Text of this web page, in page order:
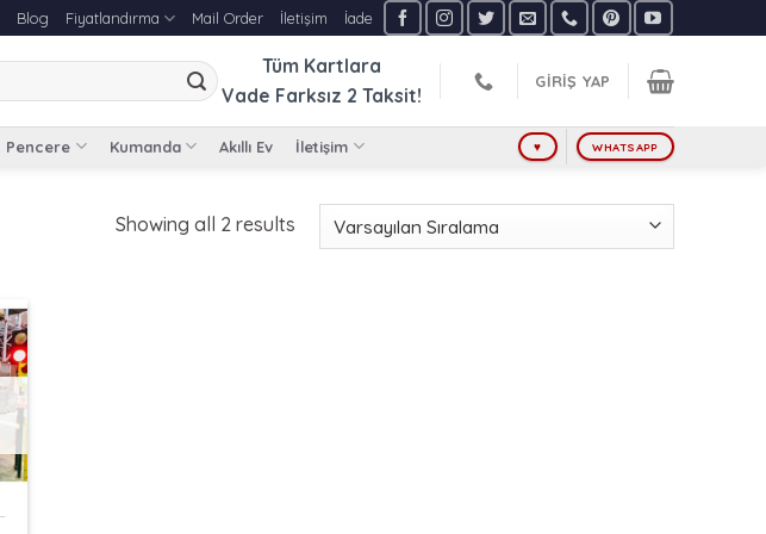
Blog Fiyatlandırma Mail Order İletişim İade
Tüm Kartlara
Vade Farksız 2 Taksit!
GIRIŞ YAP
Pencere Kumanda Akıllı Ev İletişim ♥ WHATSAPP
Showing all 2 results